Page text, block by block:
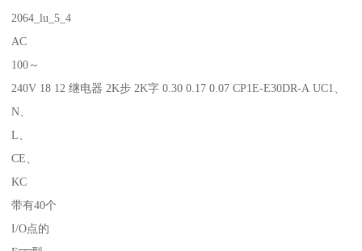
2064_lu_5_4
AC
100～
240V 18 12 继电器 2K步 2K字 0.30 0.17 0.07 CP1E-E30DR-A UC1、
N、
L、
CE、
KC
带有40个
I/O点的